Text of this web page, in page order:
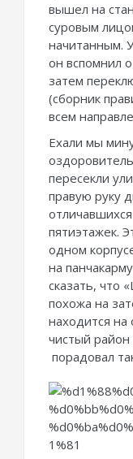
вышел на
суровым
начитанным.
он вспомнил
затем
(сборник
всем
Ехали мы
пересекли
правую руку
пятиэтажек.
одном
на
сказать, что
похожа на
находится
чистый район
порадовал